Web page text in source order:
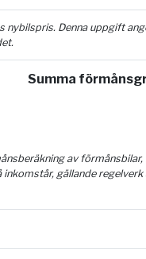
Denna uppgift
Summa
av förmånsbilar,
gällande